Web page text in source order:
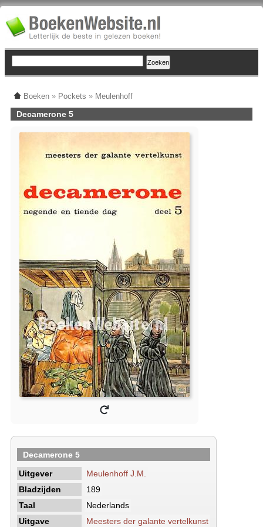
Boeken » Pockets » Meulenhoff
Decamerone 5
Decamerone 5
Uitgever
Meulenhoff J.M.
Bladzijden
189
Taal
Nederlands
Uitgave
Meesters der galante vertelkunst